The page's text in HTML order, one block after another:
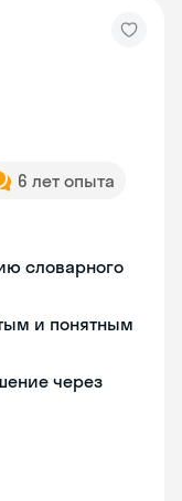
6 лет опыта
словарного
и понятным
через